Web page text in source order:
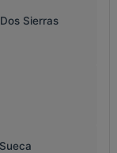
Sierras